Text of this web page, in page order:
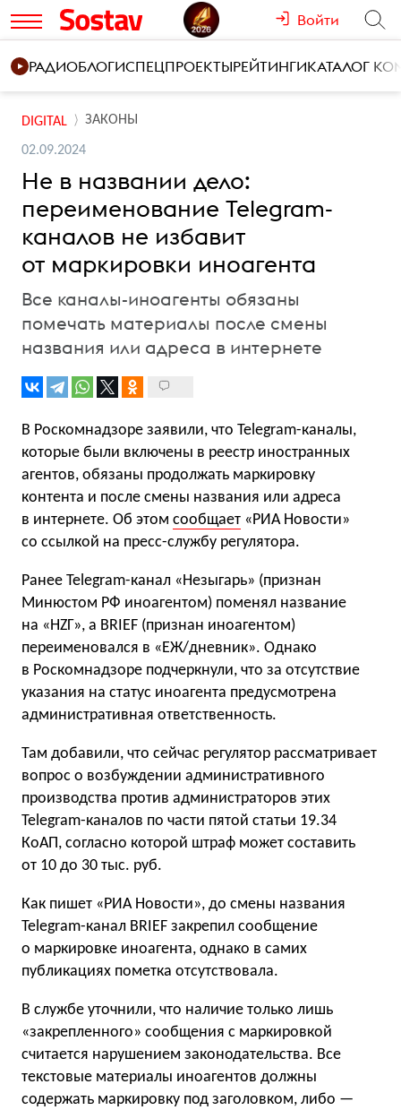
Войти
РАДИОБЛОГИСПЕЦПРОЕКТЫРЕЙТИНГИКАТАЛОГ
DIGITAL ЗАКОНЫ
02.09.2024
Не в названии дело:
переименование Telegram-
каналов не избавит
от маркировки иноагента
Все каналы-иноагенты обязаны
помечать материалы после смены
названия или адреса в интернете
В Роскомнадзоре заявили, что Telegram-каналы,
которые были включены в реестр иностранных
агентов, обязаны продолжать маркировку
контента и после смены названия или адреса
в интернете. Об этом сообщает «РИА Новости»
со ссылкой на пресс-службу регулятора.
Ранее Telegram-канал «Незыгарь» (признан
Минюстом РФ иноагентом) поменял название
на «НZГ», а BRIEF (признан иноагентом)
переименовался в «ЕЖ/дневник». Однако
в Роскомнадзоре подчеркнули, что за отсутствие
указания на статус иноагента предусмотрена
административная ответственность.
Там добавили, что сейчас регулятор рассматривает
вопрос о возбуждении административного
производства против администраторов этих
Telegram-каналов по части пятой статьи 19.34
КоАП, согласно которой штраф может составить
от 10 до 30 тыс. руб.
Как пишет «РИА Новости», до смены названия
Telegram-канал BRIEF закрепил сообщение
о маркировке иноагента, однако в самих
публикациях пометка отсутствовала.
В службе уточнили, что наличие только лишь
«закрепленного» сообщения с маркировкой
считается нарушением законодательства. Все
текстовые материалы иноагентов должны
содержать маркировку под заголовком, либо —